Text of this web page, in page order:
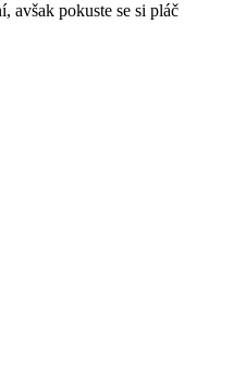
avšak pokuste se si pláč